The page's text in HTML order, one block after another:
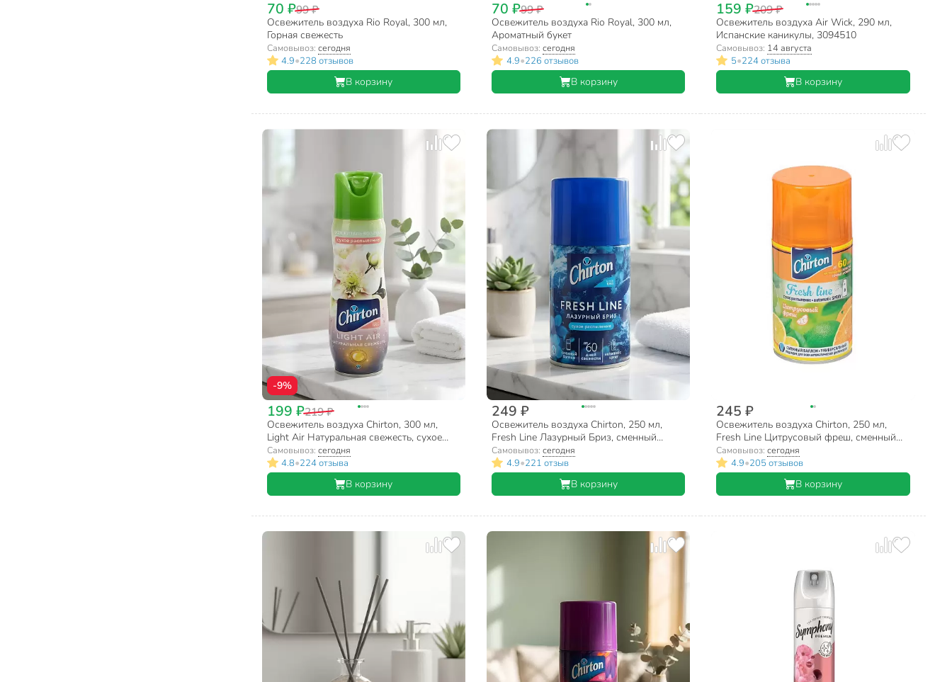
70 ₽99 ₽
Освежитель воздуха Rio Royal, 300 мл,
Горная свежесть
Самовывоз: сегодня
4.9•228 отзывов
В корзину
70 ₽99 ₽
Освежитель воздуха Rio Royal, 300 мл,
Ароматный букет
Самовывоз: сегодня
4.9•226 отзывов
В корзину
159 ₽209 ₽
Освежитель воздуха Air Wick, 290 мл,
Испанские каникулы, 3094510
Самовывоз: 14 августа
5•224 отзыва
В корзину
-9%
199 ₽219 ₽
Освежитель воздуха Chirton, 300 мл,
Light Air Натуральная свежесть, сухое
распыление
Самовывоз: сегодня
4.8•224 отзыва
В корзину
249 ₽
Освежитель воздуха Chirton, 250 мл,
Fresh Line Лазурный Бриз, сменный
баллон, сухое распыление, 12,50
Самовывоз: сегодня
4.9•221 отзыв
В корзину
245 ₽
Освежитель воздуха Chirton, 250 мл,
Fresh Line Цитрусовый фреш, сменный
баллон, сухое распыление
Самовывоз:сегодня
4.9•205 отзывов
В корзину